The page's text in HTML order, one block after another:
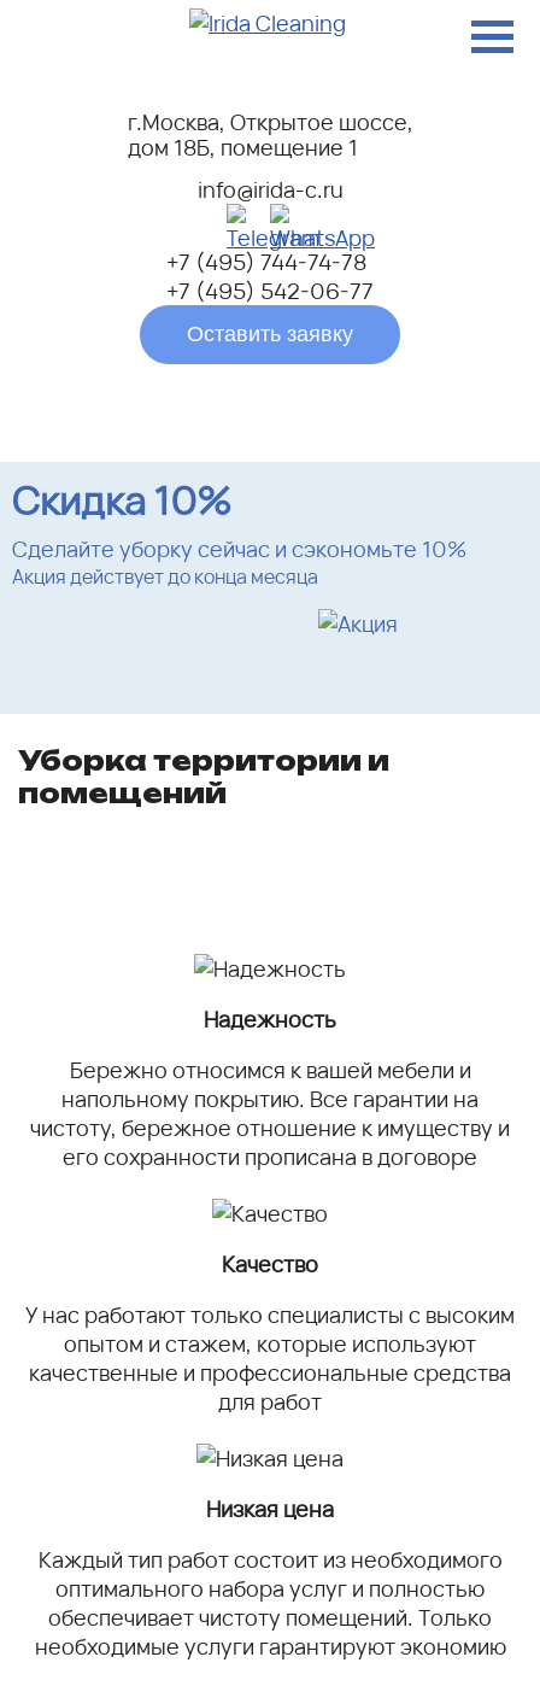
г.Москва, Открытое шоссе,
дом 18Б, помещение 1
info@irida-c.ru
+7 (495) 744-74-78
+7 (495) 542-06-77
Оставить заявку
Скидка 10%
Сделайте уборку сейчас и сэкономьте 10%
Акция действует до конца месяца
Уборка территории и
помещений
Надежность
Бережно относимся к вашей мебели и
напольному покрытию. Все гарантии на
чистоту, бережное отношение к имуществу и
его сохранности прописана в договоре
Качество
У нас работают только специалисты с высоким
опытом и стажем, которые используют
качественные и профессиональные средства
для работ
Низкая цена
Каждый тип работ состоит из необходимого
оптимального набора услуг и полностью
обеспечивает чистоту помещений. Только
необходимые услуги гарантируют экономию